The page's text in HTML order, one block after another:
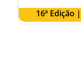
16ª Edição